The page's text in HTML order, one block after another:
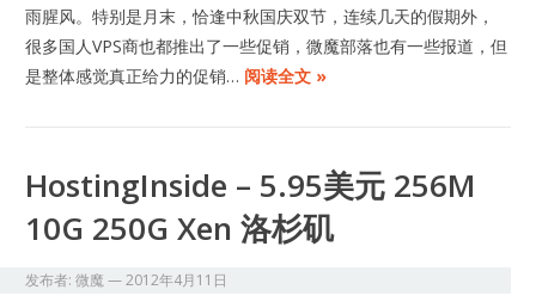
雨腥风。特别是月末，恰逢中秋国庆双节，连续几天的假期外，
很多国人VPS商也都推出了一些促销，微魔部落也有一些报道，但
是整体感觉真正给力的促销… 阅读全文 »
HostingInside – 5.95美元 256M
10G 250G Xen 洛杉矶
发布者:微魔—2012年4月11日